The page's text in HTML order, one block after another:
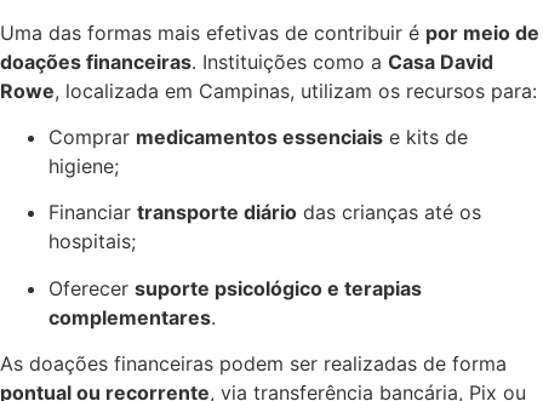
Uma das formas mais efetivas de contribuir é por meio de
doações financeiras. Instituições como a Casa David
Rowe, localizada em Campinas, utilizam os recursos para:
Comprar medicamentos essenciais e kits de
higiene;
Financiar transporte diário das crianças até os
hospitais;
Oferecer suporte psicológico e terapias
complementares.
As doações financeiras podem ser realizadas de forma
pontual ou recorrente, via transferência bancária, Pix ou